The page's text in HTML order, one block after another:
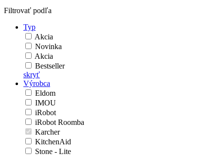
Filtrovať podľa
Typ
Akcia
Novinka
Akcia
Bestseller
skryť
Výrobca
Eldom
IMOU
iRobot
iRobot Roomba
Karcher
KitchenAid
Stone - Lite